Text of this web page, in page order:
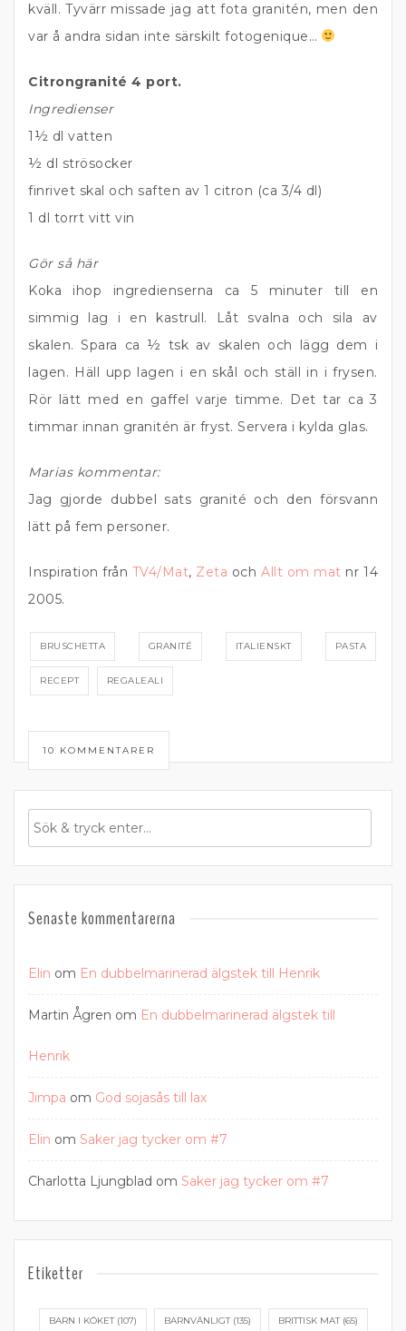
kväll. Tyvärr missade jag att fota granitén, men den
var å andra sidan inte särskilt fotogenique…
Citrongranité 4 port.
Ingredienser
1½ dl vatten
½ dl strösocker
finrivet skal och saften av 1 citron (ca 3/4 dl)
1 dl torrt vitt vin
Gör så här
Koka ihop ingredienserna ca 5 minuter till en
simmig lag i en kastrull. Låt svalna och sila av
skalen. Spara ca ½ tsk av skalen och lägg dem i
lagen. Häll upp lagen i en skål och ställ in i frysen.
Rör lätt med en gaffel varje timme. Det tar ca 3
timmar innan granitén är fryst. Servera i kylda glas.
Marias kommentar:
Jag gjorde dubbel sats granité och den försvann
lätt på fem personer.
Inspiration från TV4/Mat, Zeta ochAllt om mat nr 14
2005.
BRUSCHETTA GRANITÉ ITALIENSKT PASTA
RECEPT REGALEALI
10 KOMMENTARER
Senaste kommentarerna
Elin om En dubbelmarinerad älgstek till Henrik
Martin Ågren om En dubbelmarinerad älgstek till
Henrik
Jimpa om God sojasås till lax
Elin om Saker jag tycker om #7
Charlotta Ljungblad om Saker jag tycker om #7
Etiketter
BARN I KÖKET(107) BARNVÄNLIGT(135) BRITTISK MAT(65)